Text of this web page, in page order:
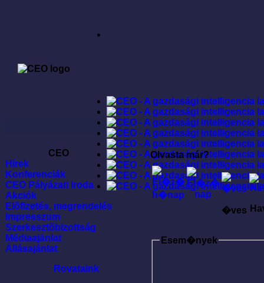
CEO
Hírek
Konferenciák
CEO Pályázati Iroda
Akciók
Elõfizetés, megrendelés
Impresszum
Szerkesztõbizottság
Médiaajánlat
Állásajánlat
Rovataink
Olvasta már?
�ves
Esem�nyek